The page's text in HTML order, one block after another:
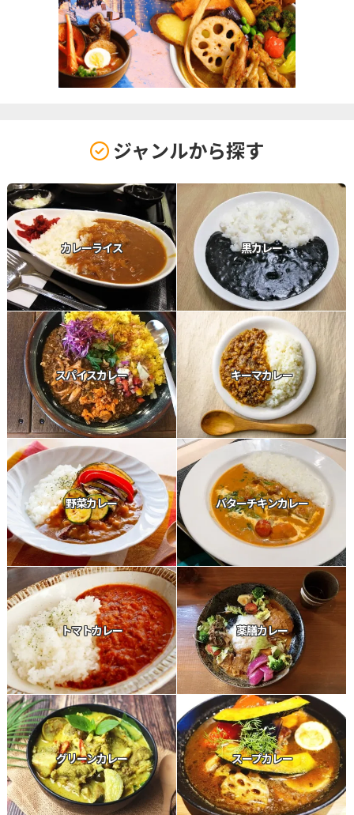
ジャンルから探す
カレーライス 黒カレー
スパイスカレー キーマカレー
野菜カレー バターチキンカレー
トマトカレー 薬膳カレー
グリーンカレー スープカレー